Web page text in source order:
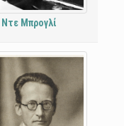
Ντε Μπρογλί